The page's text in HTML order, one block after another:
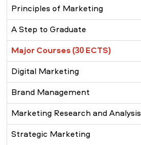
Principles of Marketing
A Step to Graduate
Major Courses (30 ECTS)
Digital Marketing
Brand Management
Marketing Research and Analysis
Strategic Marketing